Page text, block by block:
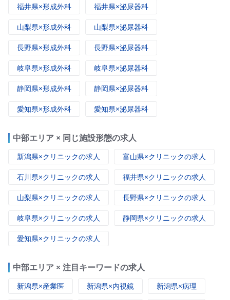
福井県×形成外科 福井県×泌尿器科
山梨県×形成外科 山梨県×泌尿器科
長野県×形成外科 長野県×泌尿器科
岐阜県×形成外科 岐阜県×泌尿器科
静岡県×形成外科 静岡県×泌尿器科
愛知県×形成外科 愛知県×泌尿器科
中部エリア × 同じ施設形態の求人
新潟県×クリニックの求人 富山県×クリニックの求人
石川県×クリニックの求人 福井県×クリニックの求人
山梨県×クリニックの求人 長野県×クリニックの求人
岐阜県×クリニックの求人 静岡県×クリニックの求人
愛知県×クリニックの求人
中部エリア × 注目キーワードの求人
新潟県×産業医 新潟県×内視鏡 新潟県×病理